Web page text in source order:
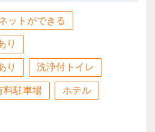
した、大浴場を併設。
す。（代金不要）
：００
２：００
：００
２：００
は客室に備え付けの
い。
ットができる
り
り 洗浄付トイレ
料駐車場 ホテル